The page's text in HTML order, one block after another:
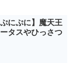
にぷに】魔天王
タスやひっさつ